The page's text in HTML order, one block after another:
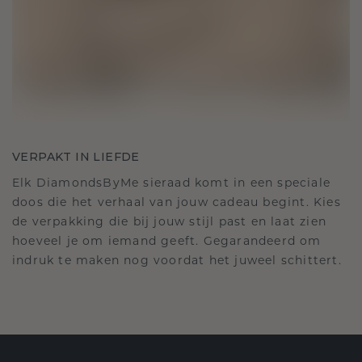
VERPAKT IN LIEFDE
Elk DiamondsByMe sieraad komt in een speciale
doos die het verhaal van jouw cadeau begint. Kies
de verpakking die bij jouw stijl past en laat zien
hoeveel je om iemand geeft. Gegarandeerd om
indruk te maken nog voordat het juweel schittert.